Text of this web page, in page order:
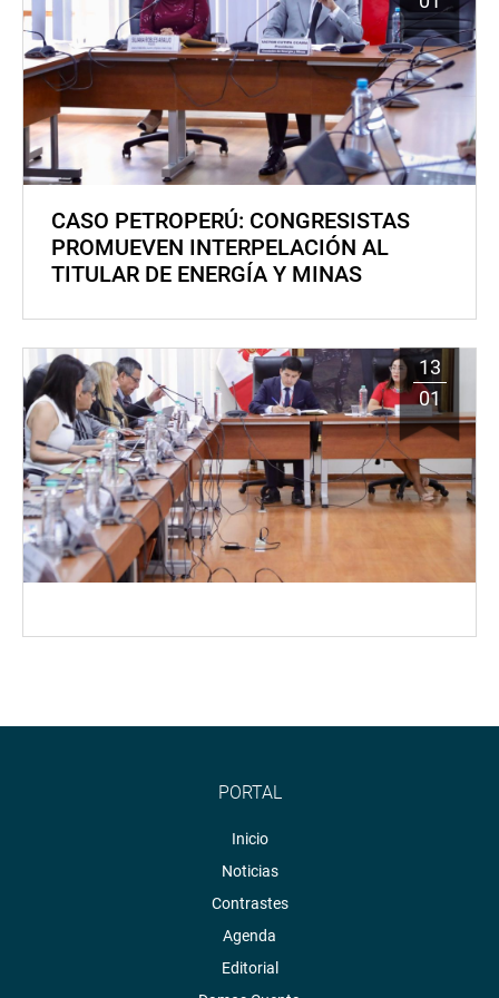
CASO PETROPERÚ: CONGRESISTAS
PROMUEVEN INTERPELACIÓN AL
TITULAR DE ENERGÍA Y MINAS
13
01
PORTAL
Inicio
Noticias
Contrastes
Agenda
Editorial